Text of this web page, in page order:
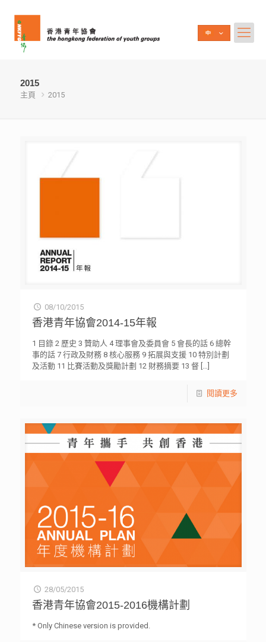
2015
主頁 2015
08/10/2015
香港青年協會2014-15年報
1 目錄 2 歷史 3 贊助人 4 理事會及委員會 5 會長的話 6 總幹
事的話 7 行政及財務 8 核心服務 9 拓展與支援 10 特別計劃
及活動 11 比賽活動及獎勵計劃 12 財務摘要 13 督[…]
閱讀更多
28/05/2015
香港青年協會2015-2016機構計劃
* Only Chinese version is provided.